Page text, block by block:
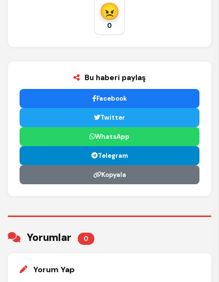
0
Bu haberi paylaş
Facebook
Twitter
WhatsApp
Telegram
Kopyala
Yorumlar 0
Yorum Yap